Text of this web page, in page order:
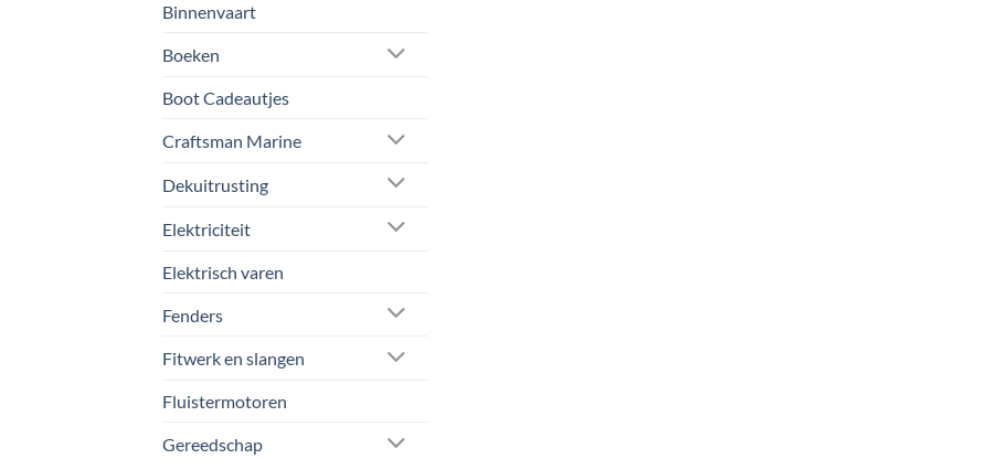
Binnenvaart
Boeken
Boot Cadeautjes
Craftsman Marine
Dekuitrusting
Elektriciteit
Elektrisch varen
Fenders
Fitwerk en slangen
Fluistermotoren
Gereedschap